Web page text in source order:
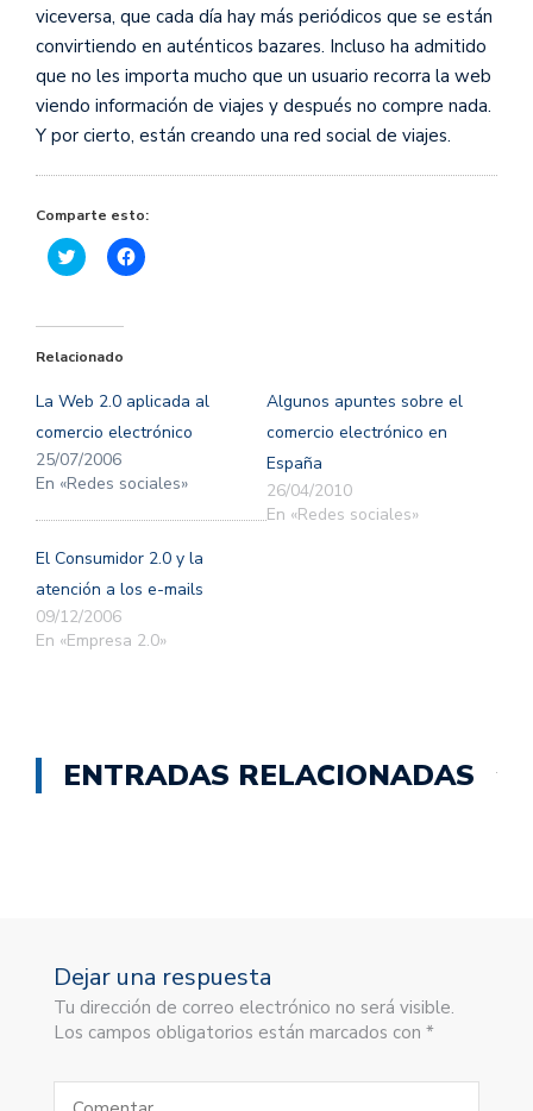
viceversa, que cada día hay más periódicos que se están
convirtiendo en auténticos bazares. Incluso ha admitido
que no les importa mucho que un usuario recorra la web
viendo información de viajes y después no compre nada.
Y por cierto, están creando una red social de viajes.
Comparte esto:
Haz
clic
Twitter
abre
una
ventana
nueva)
Haz
clic
una
ventana
nueva)
Relacionado
La Web 2.0 aplicada al
comercio electrónico
25/07/2006
En «Redes sociales»
Algunos apuntes sobre el
comercio electrónico en
España
26/04/2010
En «Redes sociales»
El Consumidor 2.0 y la
atención a los e-mails
09/12/2006
En «Empresa 2.0»
ENTRADAS RELACIONADAS
Dejar una respuesta
Tu dirección de correo electrónico no será visible.
Los campos obligatorios están marcados con *